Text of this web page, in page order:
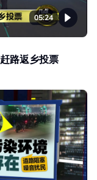
05:24
路返乡投票